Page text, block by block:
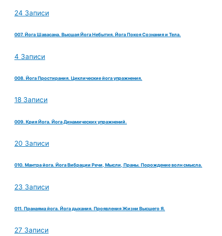
24 Записи
007. Йога Шавасана. Высшая Йога Небытия. Йога Покоя Сознания и Тела.
4 Записи
008. Йога Простирания. Циклические йога упражнения.
18 Записи
009. Крия Йога. Йога Динамических упражнений.
20 Записи
010. Мантра йога. Йога Вибрации Речи, Мысли, Праны. Порождение волн смысла.
23 Записи
011. Пранаяма йога. Йога дыхания. Проявления Жизни Высшего Я.
27 Записи